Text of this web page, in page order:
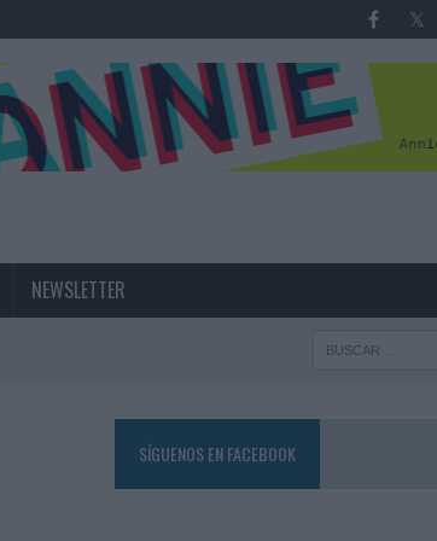
NEWSLETTER
SÍGUENOS EN FACEBOOK